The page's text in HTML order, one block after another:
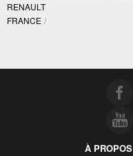
RENAULT
FRANCE /
À PROPOS